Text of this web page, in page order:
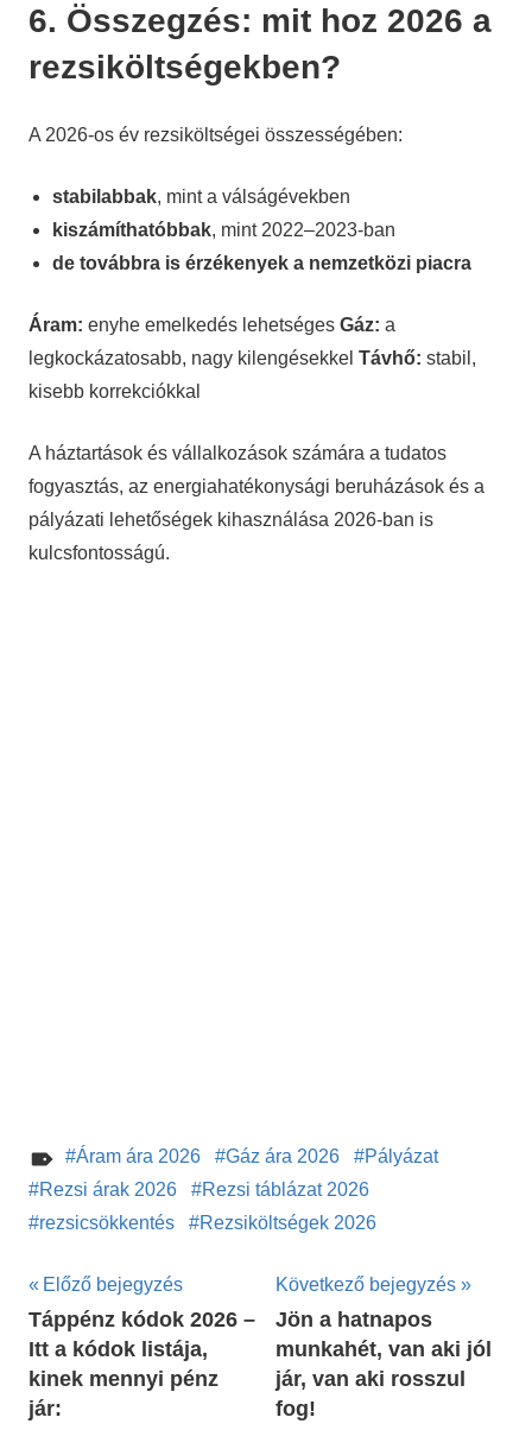
6. Összegzés: mit hoz 2026 a
rezsiköltségekben?
A 2026-os év rezsiköltségei összességében:
stabilabbak, mint a válságévekben
kiszámíthatóbbak, mint 2022–2023-ban
de továbbra is érzékenyek a nemzetközi piacra
Áram: enyhe emelkedés lehetséges Gáz: a
legkockázatosabb, nagy kilengésekkel Távhő: stabil,
kisebb korrekciókkal
A háztartások és vállalkozások számára a tudatos
fogyasztás, az energiahatékonysági beruházások és a
pályázati lehetőségek kihasználása 2026-ban is
kulcsfontosságú.
Áram ára 2026 Gáz ára 2026
Pályázat
Rezsi árak 2026
Rezsi táblázat 2026
rezsicsökkentés
Rezsiköltségek 2026
Bejegyzés
navigáció
Előző bejegyzés
Táppénz kódok 2026 –
Itt a kódok listája,
kinek mennyi pénz
jár:
Következő bejegyzés
Jön a hatnapos
munkahét, van aki jól
jár, van aki rosszul
fog!